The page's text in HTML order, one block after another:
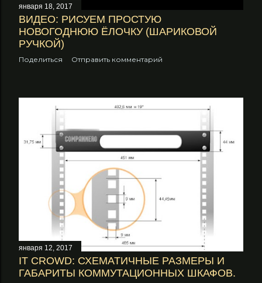
января 18, 2017
ВИДЕО: РИСУЕМ ПРОСТУЮ
НОВОГОДНЮЮ ЁЛОЧКУ (ШАРИКОВОЙ
РУЧКОЙ)
Поделиться Отправить комментарий
января 12, 2017
IT CROWD: СХЕМАТИЧНЫЕ РАЗМЕРЫ И
ГАБАРИТЫ КОММУТАЦИОННЫХ ШКАФОВ.